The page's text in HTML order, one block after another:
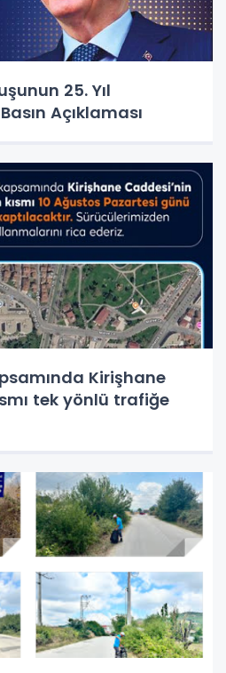
25. Yıl
Açıklaması
Kirişhane
tek yönlü trafiğe